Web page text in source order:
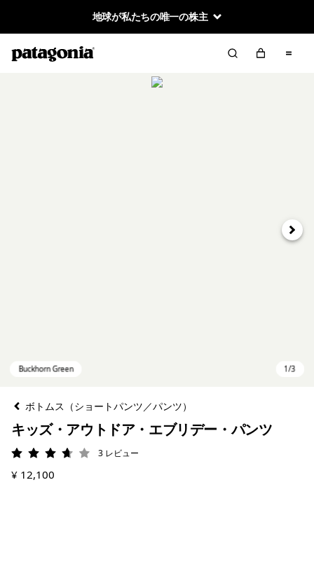
地球が私たちの唯一の株主
次へ
ボトムス（ショートパンツ／パンツ）
キッズ・アウトドア・エブリデー・パンツ
評価: 3.7 / 5
3 レビュー
¥ 12,100